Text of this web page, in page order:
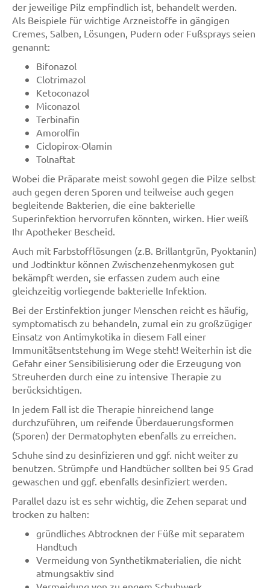
der jeweilige Pilz empfindlich ist, behandelt werden.
Als Beispiele für wichtige Arzneistoffe in gängigen
Cremes, Salben, Lösungen, Pudern oder Fußsprays seien
genannt:
Bifonazol
Clotrimazol
Ketoconazol
Miconazol
Terbinafin
Amorolfin
Ciclopirox-Olamin
Tolnaftat
Wobei die Präparate meist sowohl gegen die Pilze selbst
auch gegen deren Sporen und teilweise auch gegen
begleitende Bakterien, die eine bakterielle
Superinfektion hervorrufen könnten, wirken. Hier weiß
Ihr Apotheker Bescheid.
Auch mit Farbstofflösungen (z.B. Brillantgrün, Pyoktanin)
und Jodtinktur können Zwischenzehenmykosen gut
bekämpft werden, sie erfassen zudem auch eine
gleichzeitig vorliegende bakterielle Infektion.
Bei der Erstinfektion junger Menschen reicht es häufig,
symptomatisch zu behandeln, zumal ein zu großzügiger
Einsatz von Antimykotika in diesem Fall einer
Immunitätsentstehung im Wege steht! Weiterhin ist die
Gefahr einer Sensibilisierung oder die Erzeugung von
Streuherden durch eine zu intensive Therapie zu
berücksichtigen.
In jedem Fall ist die Therapie hinreichend lange
durchzuführen, um reifende Überdauerungsformen
(Sporen) der Dermatophyten ebenfalls zu erreichen.
Schuhe sind zu desinfizieren und ggf. nicht weiter zu
benutzen. Strümpfe und Handtücher sollten bei 95 Grad
gewaschen und ggf. ebenfalls desinfiziert werden.
Parallel dazu ist es sehr wichtig, die Zehen separat und
trocken zu halten:
gründliches Abtrocknen der Füße mit separatem
Handtuch
Vermeidung von Synthetikmaterialien, die nicht
atmungsaktiv sind